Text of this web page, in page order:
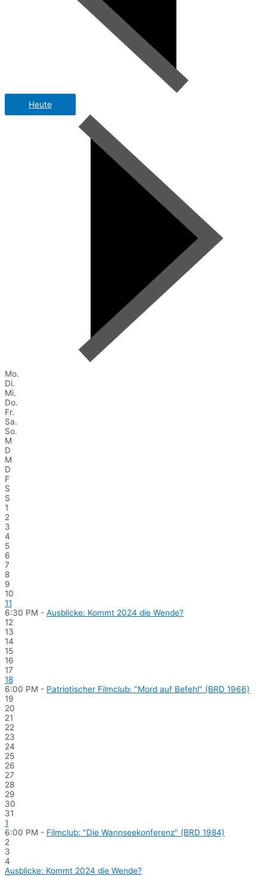
Heute
Mo.
Di.
Mi.
Do.
Fr.
Sa.
So.
M
D
M
D
F
S
S
1
2
3
4
5
6
7
8
9
10
11
6:30 PM - Ausblicke: Kommt 2024 die Wende?
12
13
14
15
16
17
18
6:00 PM - Patriotischer Filmclub: "Mord auf Befehl" (BRD 1966)
19
20
21
22
23
24
25
26
27
28
29
30
31
1
6:00 PM - Filmclub: "Die Wannseekonferenz" (BRD 1984)
2
3
4
Ausblicke: Kommt 2024 die Wende?